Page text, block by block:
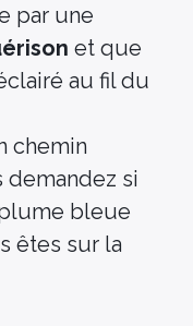
par une
et que
au fil du
chemin
si
bleue
êtes sur la